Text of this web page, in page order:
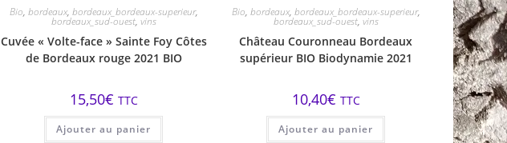
Bio, bordeaux, bordeaux_bordeaux-superieur,
bordeaux_sud-ouest, vins
Cuvée « Volte-face » Sainte Foy Côtes
de Bordeaux rouge 2021 BIO
15,50€ TTC
Ajouter au panier
Bio, bordeaux, bordeaux_bordeaux-superieur,
bordeaux_sud-ouest, vins
Château Couronneau Bordeaux
supérieur BIO Biodynamie 2021
10,40€ TTC
Ajouter au panier